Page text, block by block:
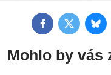
FacebookTwitter
Mohlo by vás